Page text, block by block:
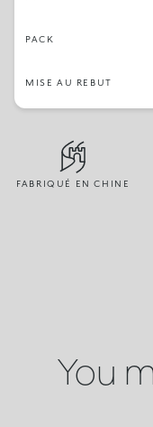
PACK
MISE AU REBUT
FABRIQUÉ EN CHINE
You